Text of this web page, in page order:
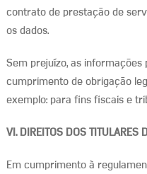
contrato de prestação de
os dados.
Sem prejuízo, as
cumprimento de obrigação
exemplo: para fins fiscais e
VI. DIREITOS DOS TITULARES
Em cumprimento à